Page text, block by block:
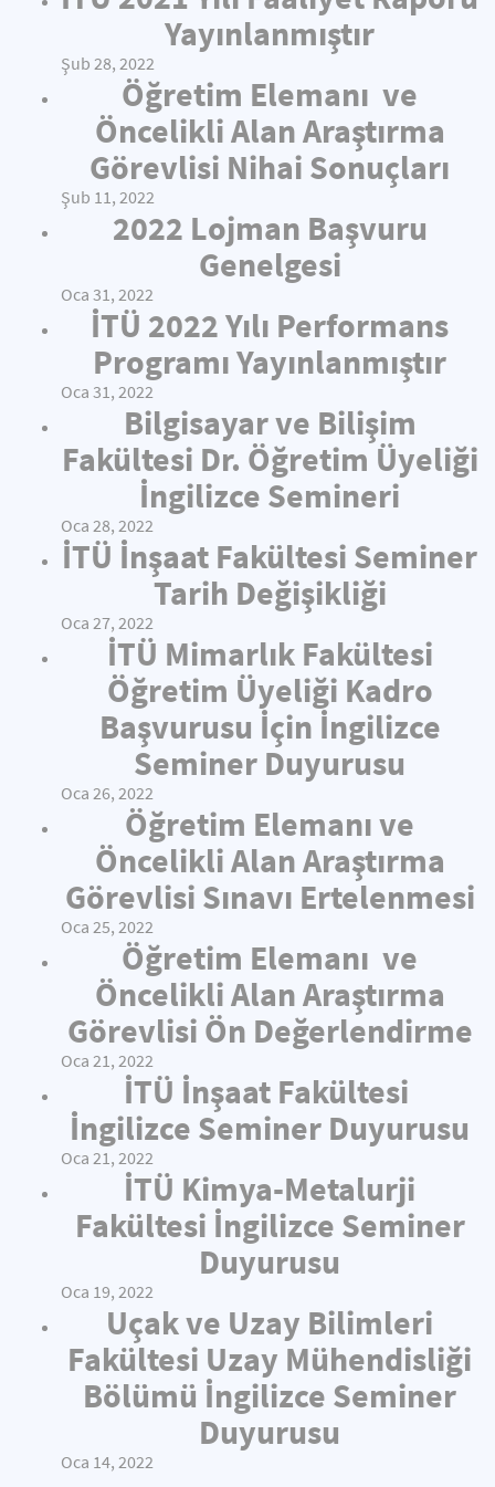
Yayınlanmıştır
Şub 28, 2022
Öğretim Elemanı ve
Öncelikli Alan Araştırma
Görevlisi Nihai Sonuçları
Şub 11, 2022
2022 Lojman Başvuru
Genelgesi
Oca 31, 2022
İTÜ 2022 Yılı Performans
Programı Yayınlanmıştır
Oca 31, 2022
Bilgisayar ve Bilişim
Fakültesi Dr. Öğretim Üyeliği
İngilizce Semineri
Oca 28, 2022
İTÜ İnşaat Fakültesi Seminer
Tarih Değişikliği
Oca 27, 2022
İTÜ Mimarlık Fakültesi
Öğretim Üyeliği Kadro
Başvurusu İçin İngilizce
Seminer Duyurusu
Oca 26, 2022
Öğretim Elemanı ve
Öncelikli Alan Araştırma
Görevlisi Sınavı Ertelenmesi
Oca 25, 2022
Öğretim Elemanı ve
Öncelikli Alan Araştırma
Görevlisi Ön Değerlendirme
Oca 21, 2022
İTÜ İnşaat Fakültesi
İngilizce Seminer Duyurusu
Oca 21, 2022
İTÜ Kimya-Metalurji
Fakültesi İngilizce Seminer
Duyurusu
Oca 19, 2022
Uçak ve Uzay Bilimleri
Fakültesi Uzay Mühendisliği
Bölümü İngilizce Seminer
Duyurusu
Oca 14, 2022